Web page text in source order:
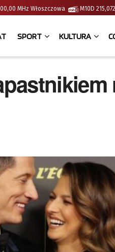
MHz Włoszczowa M10D
SPORT KULTURA